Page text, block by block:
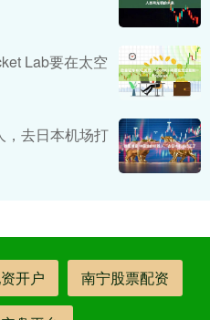
Lab要在太空
，去日本机场打
开户 南宁股票配资